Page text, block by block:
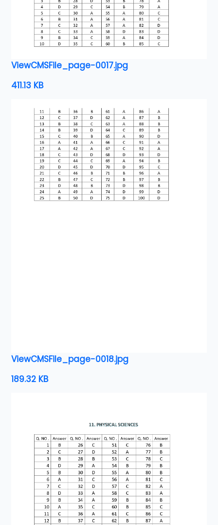
ViewCMSFile_page-0017.jpg
411.13 KB
ViewCMSFile_page-0018.jpg
189.32 KB